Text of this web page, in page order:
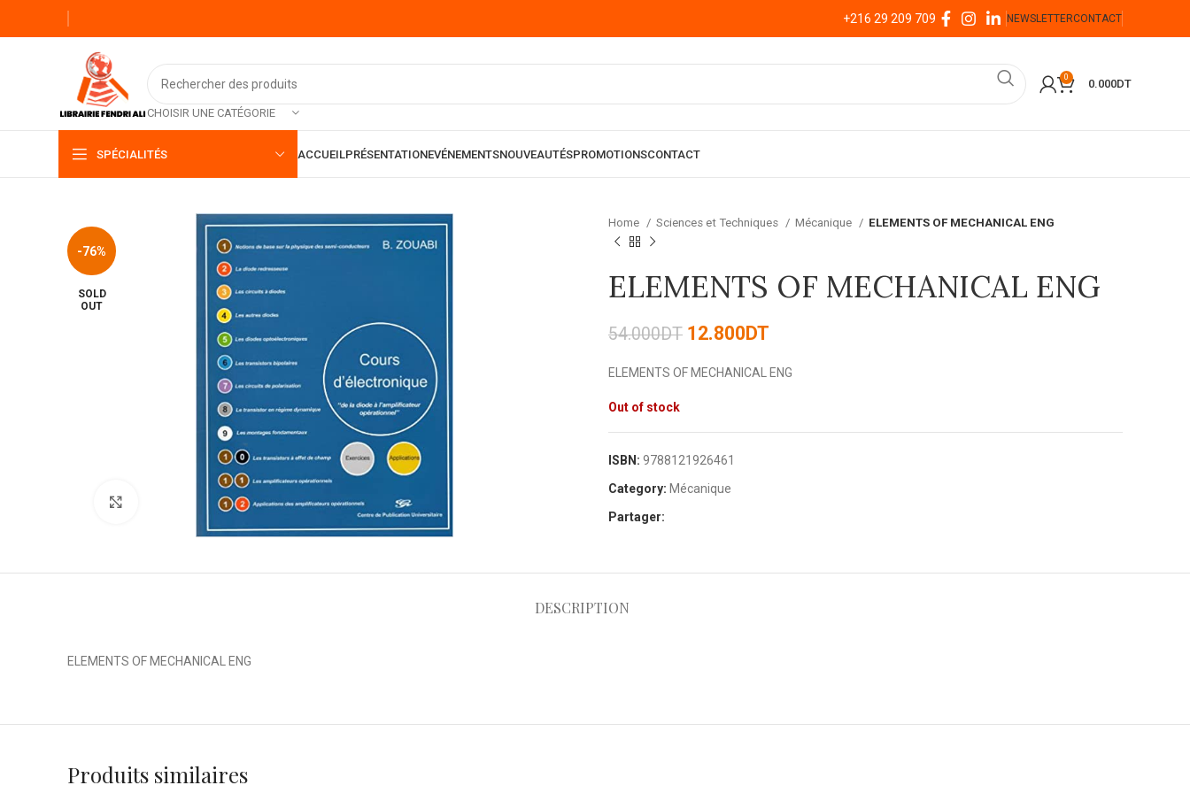
+216 29 209 709 NEWSLETTERCONTACT
CHOISIR UNE CATÉGORIE
0
0.000DT
SPÉCIALITÉS ACCUEILPRÉSENTATIONEVÉNEMENTSNOUVEAUTÉSPROMOTIONSCONTACT
-76%
SOLD
OUT
Click to enlarge
Home Sciences et Techniques Mécanique ELEMENTS OF MECHANICAL ENG
ELEMENTS OF MECHANICAL ENG
54.000DT 12.800DT
ELEMENTS OF MECHANICAL ENG
Out of stock
ISBN: 9788121926461
Category: Mécanique
Partager:
DESCRIPTION
ELEMENTS OF MECHANICAL ENG
Produits similaires